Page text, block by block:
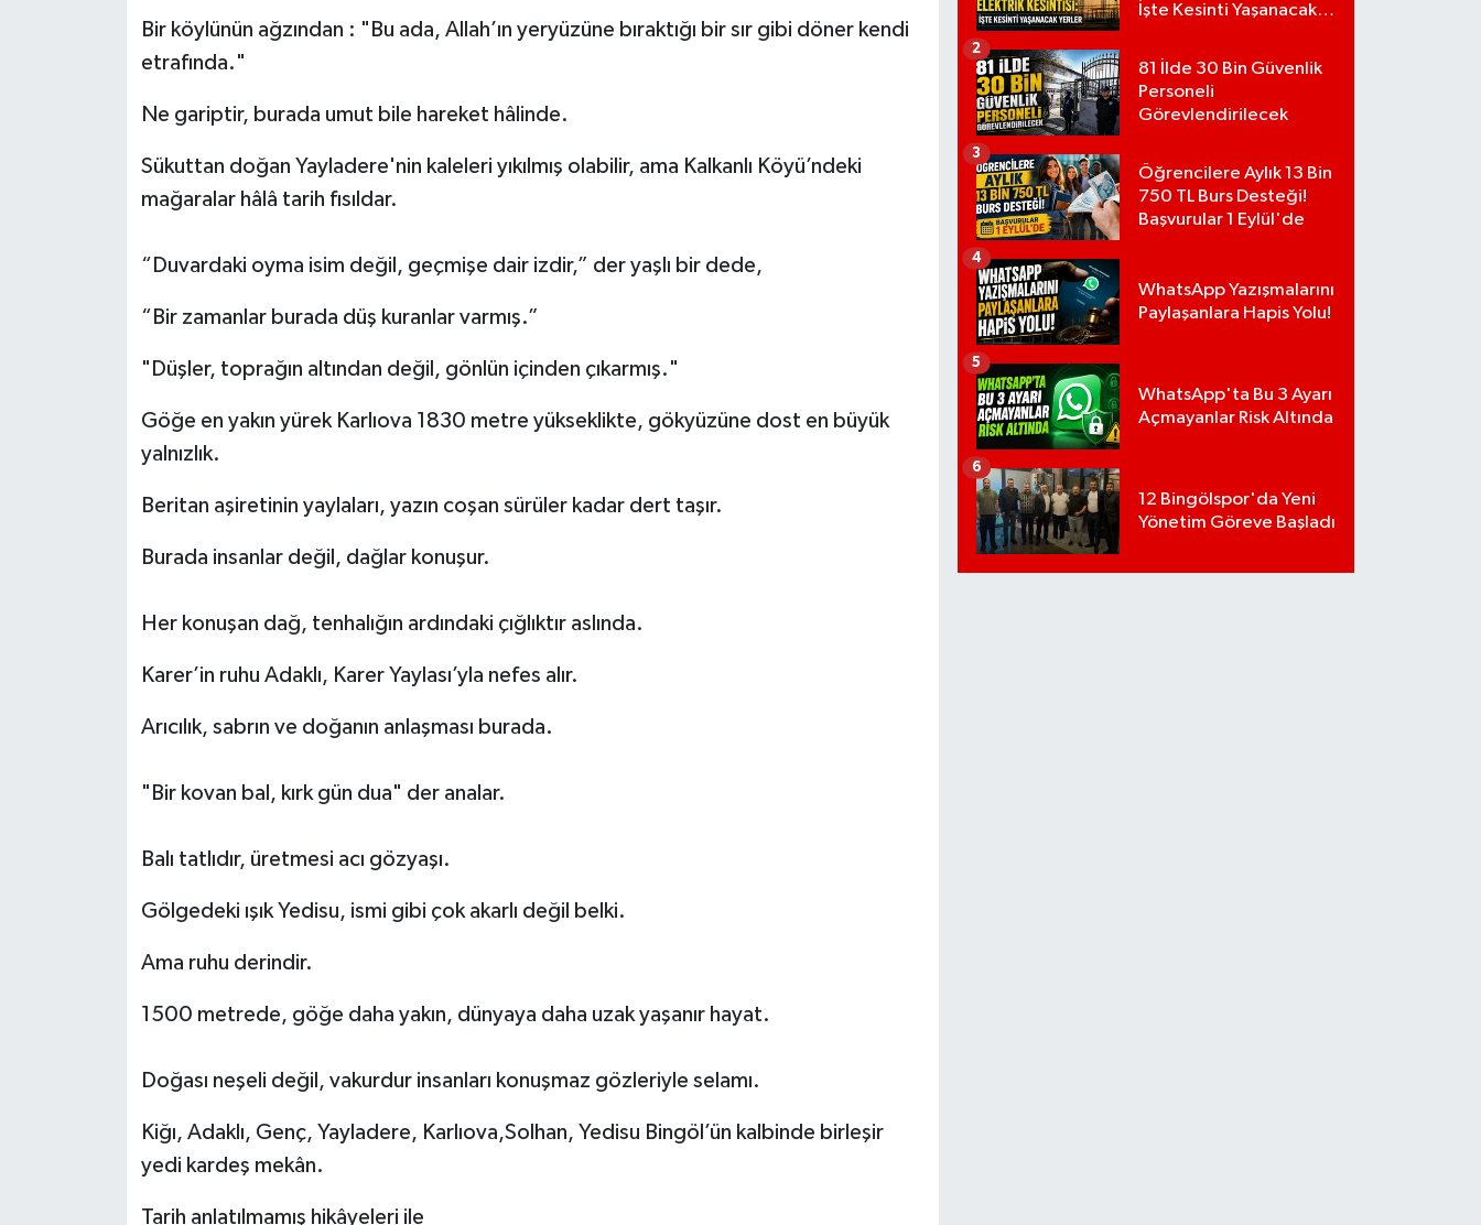
Bir köylünün ağzından : "Bu ada, Allah’ın yeryüzüne bıraktığı bir sır gibi döner kendi
etrafında."
Ne gariptir, burada umut bile hareket hâlinde.
Sükuttan doğan Yayladere'nin kaleleri yıkılmış olabilir, ama Kalkanlı Köyü’ndeki
mağaralar hâlâ tarih fısıldar.
“Duvardaki oyma isim değil, geçmişe dair izdir,” der yaşlı bir dede,
“Bir zamanlar burada düş kuranlar varmış.”
"Düşler, toprağın altından değil, gönlün içinden çıkarmış."
Göğe en yakın yürek Karlıova 1830 metre yükseklikte, gökyüzüne dost en büyük
yalnızlık.
Beritan aşiretinin yaylaları, yazın coşan sürüler kadar dert taşır.
Burada insanlar değil, dağlar konuşur.
Her konuşan dağ, tenhalığın ardındaki çığlıktır aslında.
Karer’in ruhu Adaklı, Karer Yaylası’yla nefes alır.
Arıcılık, sabrın ve doğanın anlaşması burada.
"Bir kovan bal, kırk gün dua" der analar.
Balı tatlıdır, üretmesi acı gözyaşı.
Gölgedeki ışık Yedisu, ismi gibi çok akarlı değil belki.
Ama ruhu derindir.
1500 metrede, göğe daha yakın, dünyaya daha uzak yaşanır hayat.
Doğası neşeli değil, vakurdur insanları konuşmaz gözleriyle selamı.
Kiğı, Adaklı, Genç, Yayladere, Karlıova,Solhan, Yedisu Bingöl’ün kalbinde birleşir
yedi kardeş mekân.
Tarih anlatılmamış hikâyeleri ile
İşte Kesinti Yaşanacak
81 İlde 30 Bin Güvenlik
Personeli
Görevlendirilecek
2
Öğrencilere Aylık 13 Bin
750 TL Burs Desteği!
Başvurular 1 Eylül'de
3
WhatsApp Yazışmalarını
Paylaşanlara Hapis Yolu!
4
WhatsApp'ta Bu 3 Ayarı
Açmayanlar Risk Altında
5
12 Bingölspor'da Yeni
Yönetim Göreve Başladı
6